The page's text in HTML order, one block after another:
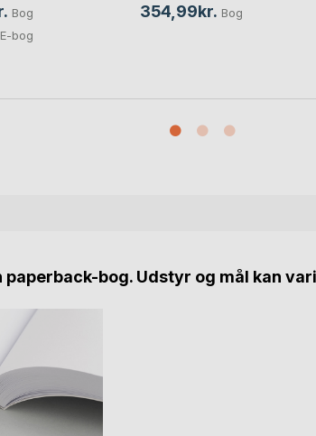
Bog
E-bog
354,99kr. Bog
bog. Udstyr og mål kan